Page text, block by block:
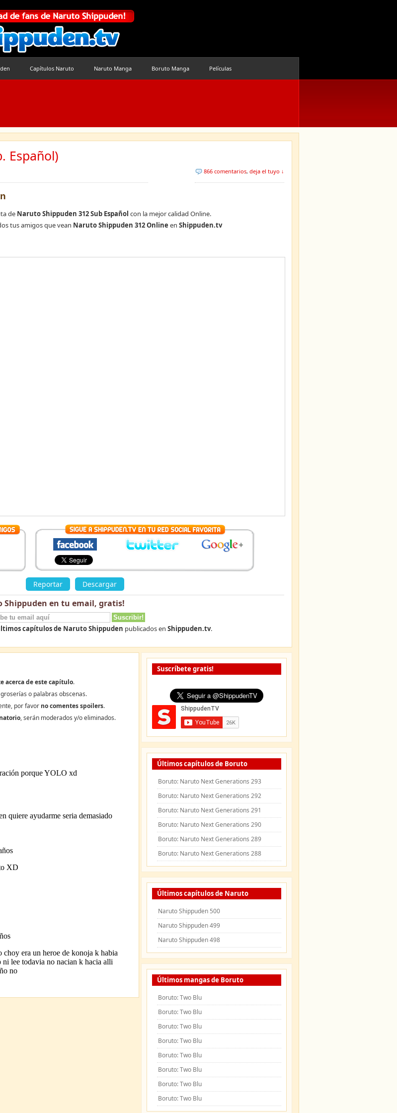
Capítulos Naruto Naruto Manga Boruto Manga Películas
Español)
866 comentarios, deja el tuyo ↓
de Naruto Shippuden 312 Sub Español con la mejor calidad Online.
tus amigos que vean Naruto Shippuden 312 Online en Shippuden.tv
Reportar Descargar
Shippuden en tu email, gratis!
capítulos de Naruto Shippuden publicados en Shippuden.tv.
acerca de este capítulo.
groserías o palabras obscenas.
por favor no comentes spoilers.
, serán moderados y/o eliminados.
Suscríbete gratis!
Últimos capítulos de Boruto
Boruto: Naruto Next Generations 293
Boruto: Naruto Next Generations 292
Boruto: Naruto Next Generations 291
Boruto: Naruto Next Generations 290
Boruto: Naruto Next Generations 289
Boruto: Naruto Next Generations 288
Últimos capítulos de Naruto
Naruto Shippuden 500
Naruto Shippuden 499
Naruto Shippuden 498
Últimos mangas de Boruto
Boruto: Two Blu
Boruto: Two Blu
Boruto: Two Blu
Boruto: Two Blu
Boruto: Two Blu
Boruto: Two Blu
Boruto: Two Blu
Boruto: Two Blu